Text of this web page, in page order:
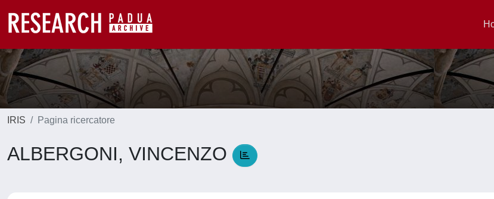
IRIS Pagina ricercatore
ALBERGONI, VINCENZO